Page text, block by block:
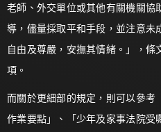
老師、外交單位或其他有關機關協
導，儘量採取平和手段，並注意未
自由及尊嚴，安撫其情緒。」，
項。
而關於更細部的規定，則可以參
作業要點」、「少年及家事法院